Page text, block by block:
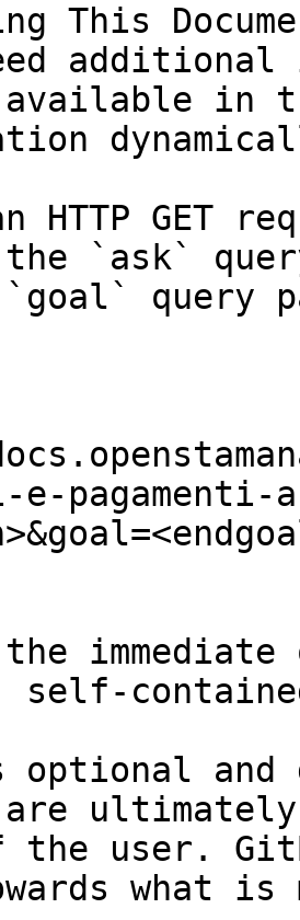
This
in
HTTP GET
the `ask`
query
pagamenti-
self-
and
are
the user.
what